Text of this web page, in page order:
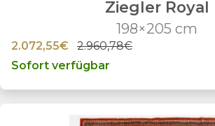
Ziegler Royal
198×205 cm
2.072,55€
2.960,78€
Sofort verfügbar